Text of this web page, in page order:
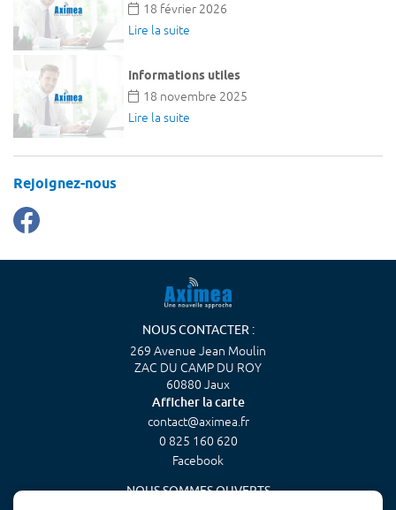
18 février 2026
Lire la suite
Informations utiles
18 novembre 2025
Lire la suite
Rejoignez-nous
NOUS CONTACTER :
269 Avenue Jean Moulin
ZAC DU CAMP DU ROY
60880 Jaux
Afficher la carte
0 825 160 620
Facebook
NOUS SOMMES OUVERTS